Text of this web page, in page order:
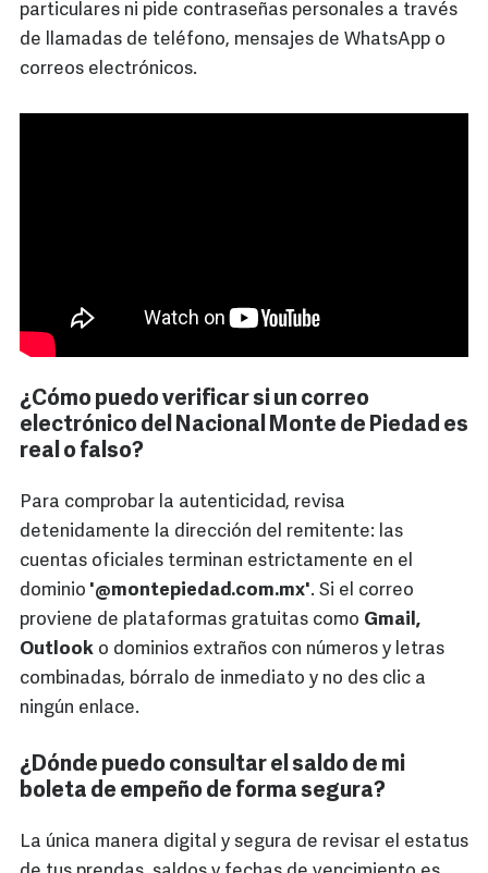
particulares ni pide contraseñas personales a través
de llamadas de teléfono, mensajes de WhatsApp o
correos electrónicos.
¿Cómo puedo verificar si un correo
electrónico del Nacional Monte de Piedad es
real o falso?
Para comprobar la autenticidad, revisa
detenidamente la dirección del remitente: las
cuentas oficiales terminan estrictamente en el
dominio '@montepiedad.com.mx'. Si el correo
proviene de plataformas gratuitas como Gmail,
Outlook o dominios extraños con números y letras
combinadas, bórralo de inmediato y no des clic a
ningún enlace.
¿Dónde puedo consultar el saldo de mi
boleta de empeño de forma segura?
La única manera digital y segura de revisar el estatus